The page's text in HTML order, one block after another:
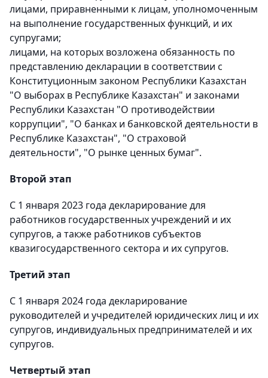
лицами, приравненными к лицам, уполномоченным
на выполнение государственных функций, и их
супругами;
лицами, на которых возложена обязанность по
представлению декларации в соответствии с
Конституционным законом Республики Казахстан
"О выборах в Республике Казахстан" и законами
Республики Казахстан "О противодействии
коррупции", "О банках и банковской деятельности в
Республике Казахстан", "О страховой
деятельности", "О рынке ценных бумаг".
Второй этап
С 1 января 2023 года декларирование для
работников государственных учреждений и их
супругов, а также работников субъектов
квазигосударственного сектора и их супругов.
Третий этап
С 1 января 2024 года декларирование
руководителей и учредителей юридических лиц и их
супругов, индивидуальных предпринимателей и их
супругов.
Четвертый этап